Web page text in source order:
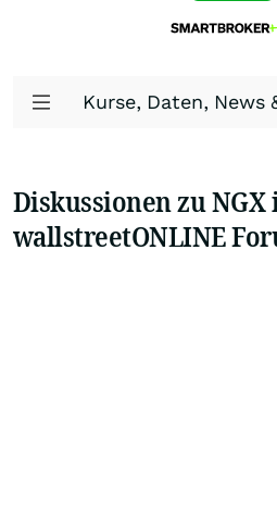
Kurse, Daten, News
Diskussionen zu NGX
wallstreetONLINE